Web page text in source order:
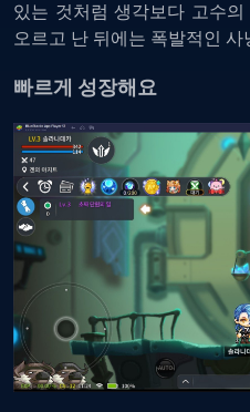
있는 것처럼 생각보다 고수
오르고 난 뒤에는 폭발적인
빠르게 성장해요